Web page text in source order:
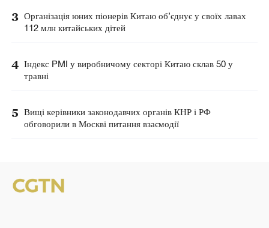
3 Організація юних піонерів Китаю об’єднує у своїх лавах
112 млн китайських дітей
4 Індекс PMI у виробничому секторі Китаю склав 50 у
травні
5 Вищі керівники законодавчих органів КНР і РФ
обговорили в Москві питання взаємодії